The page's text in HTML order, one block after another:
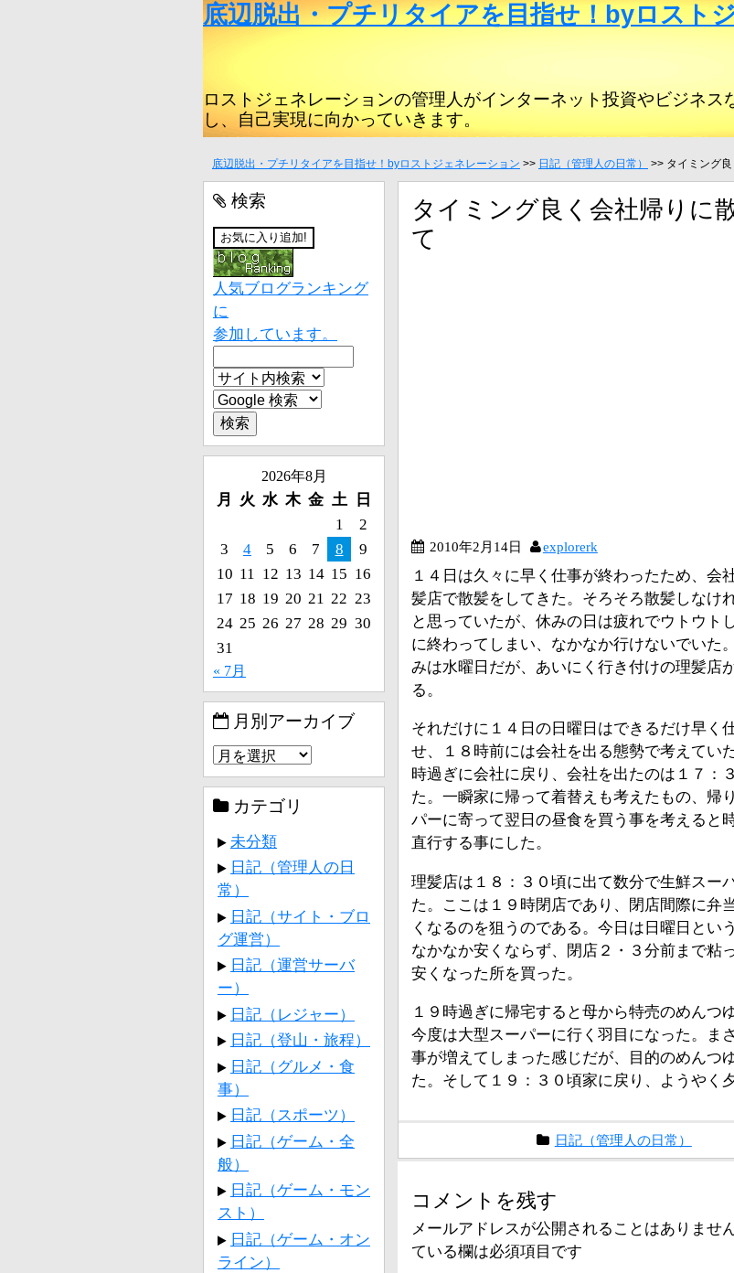
底辺脱出・プチリタイアを目指せ！byロスト
ロストジェネレーションの管理人がインターネット投資やビジネ
し、自己実現に向かっていきます。
底辺脱出・プチリタイアを目指せ！byロストジェネレーション >> 日記（管理人の日常） >> タイミング
タイミング良く会社帰りに
て
2010年2月14日 explorerk
１４日は久々に早く仕事が終わったため、会
髪店で散髪をしてきた。そろそろ散髪しなけ
と思っていたが、休みの日は疲れでウトウト
に終わってしまい、なかなか行けないでいた
みは水曜日だが、あいにく行き付けの理髪店
る。
それだけに１４日の日曜日はできるだけ早く
せ、１８時前には会社を出る態勢で考えてい
時過ぎに会社に戻り、会社を出たのは１７：
た。一瞬家に帰って着替えも考えたもの、帰
パーに寄って翌日の昼食を買う事を考えると
直行する事にした。
理髪店は１８：３０頃に出て数分で生鮮スー
た。ここは１９時閉店であり、閉店間際に弁
くなるのを狙うのである。今日は日曜日とい
なかなか安くならず、閉店２・３分前まで粘
安くなった所を買った。
１９時過ぎに帰宅すると母から特売のめんつ
今度は大型スーパーに行く羽目になった。ま
事が増えてしまった感じだが、目的のめんつ
た。そして１９：３０頃家に戻り、ようやく
日記（管理人の日常）
コメントを残す
メールアドレスが公開されることはありません
ている欄は必須項目です
検索
人気ブログランキング
に
参加しています。
2026年8月
月 火 水 木 金 土
日
1
2
3
4 5 6 7 8
9
10 11 12 13 14 15 16
17 18 19 20 21 22 23
24 25 26 27 28 29 30
31
« 7月
月別アーカイブ
カテゴリ
未分類
日記（管理人の日
常）
日記（サイト・ブロ
グ運営）
日記（運営サーバ
ー）
日記（レジャー）
日記（登山・旅程）
日記（グルメ・食
事）
日記（スポーツ）
日記（ゲーム・全
般）
日記（ゲーム・モン
スト）
日記（ゲーム・オン
ライン）